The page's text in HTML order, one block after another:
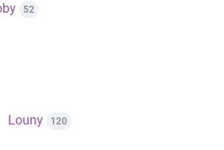
52
Louny 120